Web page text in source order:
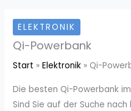
ELEKTRONIK
Qi-Powerbank
Start Elektronik Qi-
Die besten Qi-Powerbank
Sind Sie auf der Suche